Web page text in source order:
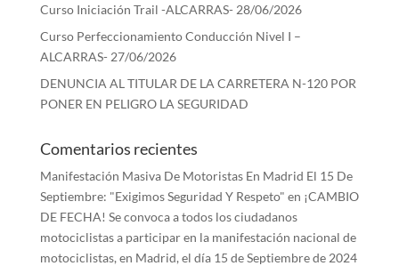
Curso Iniciación Trail -ALCARRAS- 28/06/2026
Curso Perfeccionamiento Conducción Nivel I –
ALCARRAS- 27/06/2026
DENUNCIA AL TITULAR DE LA CARRETERA N-120 POR
PONER EN PELIGRO LA SEGURIDAD
Comentarios recientes
Manifestación Masiva De Motoristas En Madrid El 15 De
Septiembre: "Exigimos Seguridad Y Respeto" en ¡CAMBIO
DE FECHA! Se convoca a todos los ciudadanos
motociclistas a participar en la manifestación nacional de
motociclistas, en Madrid, el día 15 de Septiembre de 2024